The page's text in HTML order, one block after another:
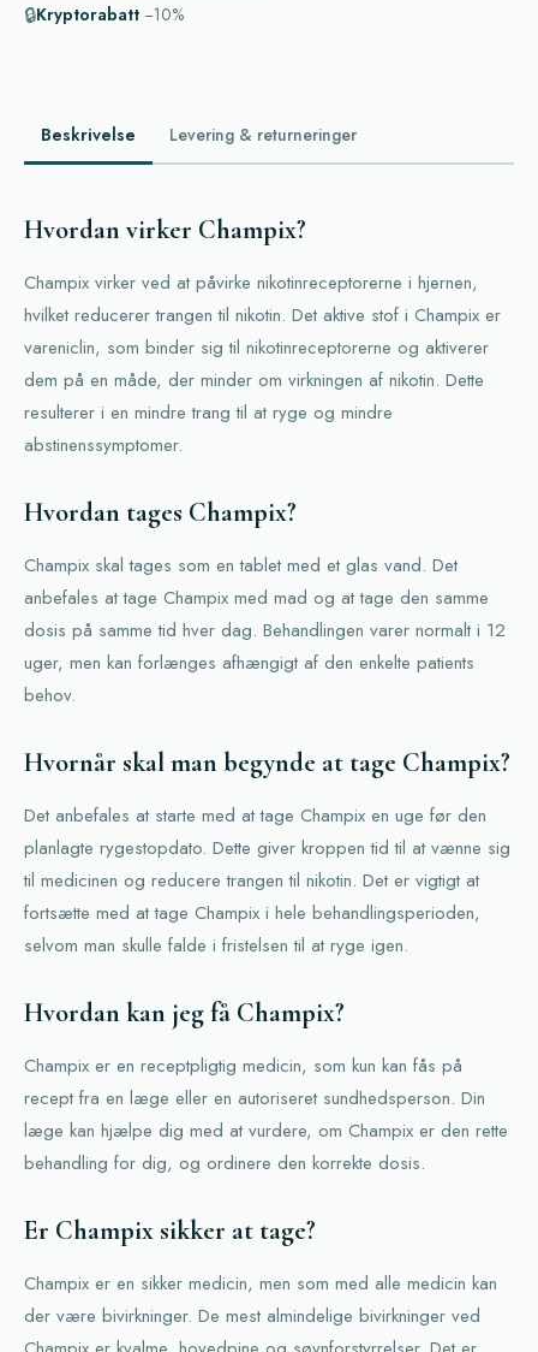
🔒Kryptorabatt −10%
Beskrivelse Levering & returneringer
Hvordan virker Champix?
Champix virker ved at påvirke nikotinreceptorerne i hjernen,
hvilket reducerer trangen til nikotin. Det aktive stof i Champix er
vareniclin, som binder sig til nikotinreceptorerne og aktiverer
dem på en måde, der minder om virkningen af nikotin. Dette
resulterer i en mindre trang til at ryge og mindre
abstinenssymptomer.
Hvordan tages Champix?
Champix skal tages som en tablet med et glas vand. Det
anbefales at tage Champix med mad og at tage den samme
dosis på samme tid hver dag. Behandlingen varer normalt i 12
uger, men kan forlænges afhængigt af den enkelte patients
behov.
Hvornår skal man begynde at tage Champix?
Det anbefales at starte med at tage Champix en uge før den
planlagte rygestopdato. Dette giver kroppen tid til at vænne sig
til medicinen og reducere trangen til nikotin. Det er vigtigt at
fortsætte med at tage Champix i hele behandlingsperioden,
selvom man skulle falde i fristelsen til at ryge igen.
Hvordan kan jeg få Champix?
Champix er en receptpligtig medicin, som kun kan fås på
recept fra en læge eller en autoriseret sundhedsperson. Din
læge kan hjælpe dig med at vurdere, om Champix er den rette
behandling for dig, og ordinere den korrekte dosis.
Er Champix sikker at tage?
Champix er en sikker medicin, men som med alle medicin kan
der være bivirkninger. De mest almindelige bivirkninger ved